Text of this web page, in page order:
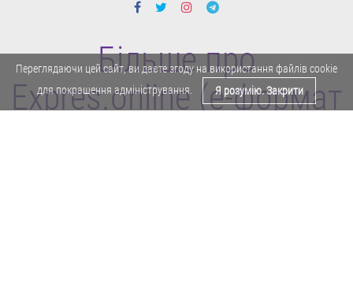
Більше про
Expres.online (e-формат
Переглядаючи цей сайт, ви даєте згоду на використання файлів cookie
для покращення адміністрування.
Я розумію. Закрити